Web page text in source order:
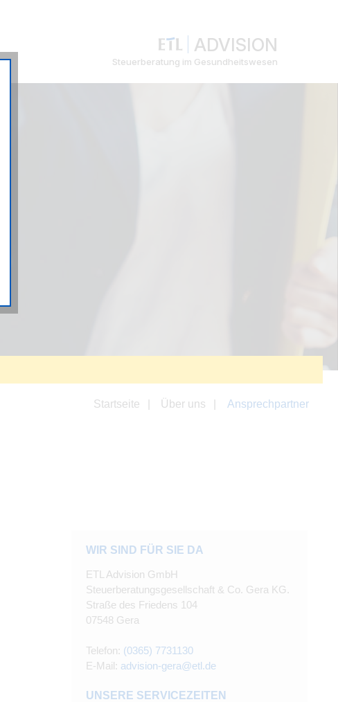
ADVISION
Steuerberatung im Gesundheitswesen
Startseite Über uns Ansprechpartner
WIR SIND FÜR SIE DA
ETL Advision GmbH
Steuerberatungsgesellschaft & Co. Gera KG.
Straße des Friedens 104
07548 Gera
Telefon: (0365) 7731130
E-Mail: advision-gera@etl.de
UNSERE SERVICEZEITEN